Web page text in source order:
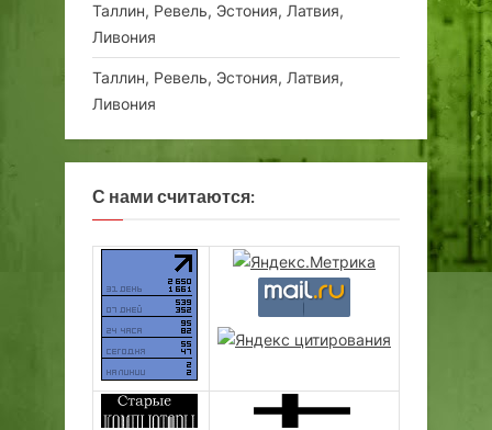
Таллин, Ревель, Эстония, Латвия,
Ливония
Таллин, Ревель, Эстония, Латвия,
Ливония
С нами считаются: